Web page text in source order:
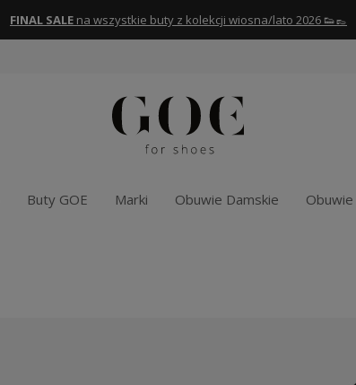
FINAL SALE na wszystkie buty z kolekcji wiosna/lato 2026 👟👞
Buty GOE Marki Obuwie Damskie